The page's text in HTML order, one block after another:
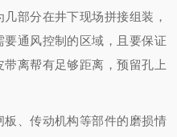
部分在井下现场拼接组装，
通风控制的区域，且要保证
离帮有足够距离，预留孔上
板、传动机构等部件的磨损情